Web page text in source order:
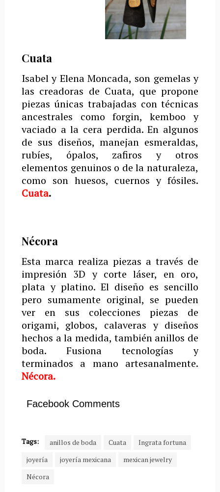
Cuata
Isabel y Elena Moncada, son gemelas y
las creadoras de Cuata, que propone
piezas únicas trabajadas con técnicas
ancestrales como forgin, kemboo y
vaciado a la cera perdida. En algunos
de sus diseños, manejan esmeraldas,
rubíes, ópalos, zafiros y otros
elementos genuinos o de la naturaleza,
como son huesos, cuernos y fósiles.
Cuata.
Nécora
Esta marca realiza piezas a través de
impresión 3D y corte láser, en oro,
plata y platino. El diseño es sencillo
pero sumamente original, se pueden
ver en sus colecciones piezas de
origami, globos, calaveras y diseños
hechos a la medida, también anillos de
boda. Fusiona tecnologías y
terminados a mano artesanalmente.
Nécora.
Facebook Comments
Tags: anillos de boda Cuata
Ingrata fortuna
joyería
joyería mexicana
mexican jewelry
Nécora